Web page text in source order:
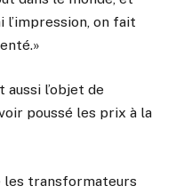
l’impression, on fait
l’objet de
poussé les prix à la
les transformateurs